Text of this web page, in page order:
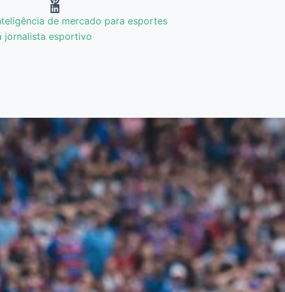
de mercado para esportes
jornalista esportivo